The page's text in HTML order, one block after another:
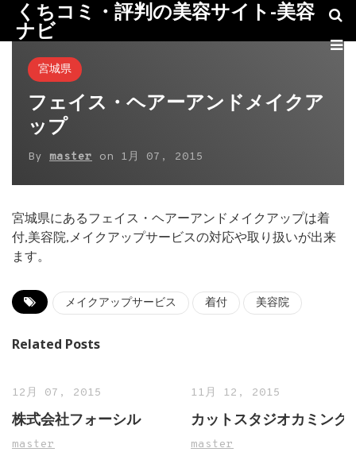
くちコミ・評判の美容サイト-美容
ナビ
宮城県
フェイス・ヘアーアンドメイクア
ップ
By master on 1月 07, 2015
宮城県にあるフェイス・ヘアーアンドメイクアップは着
付,美容院,メイクアップサービスの対応や取り扱いが出来
ます。
メイクアップサービス 着付 美容院
Related Posts
12月 07, 2015
株式会社フォーシル
master
11月 12, 2015
カットスタジオカミング
master